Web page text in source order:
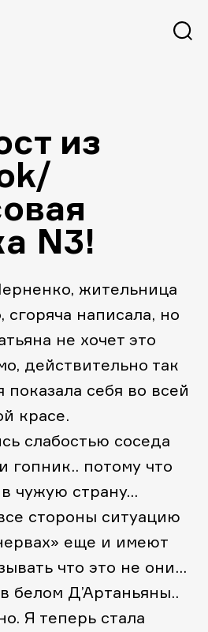
из
N3!
жительница
написала, но
не хочет это
действительно так
показала себя во всей
красе.
слабостью соседа
гопник.. потому что
чужую страну…
стороны ситуацию
еще и имеют
что это не они…
белом Д’Артаньяны..
Я теперь стала